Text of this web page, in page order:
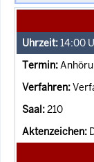
14:00
210